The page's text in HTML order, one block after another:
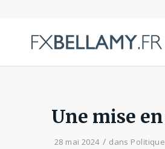
Une mise
28 mai 2024 / dans